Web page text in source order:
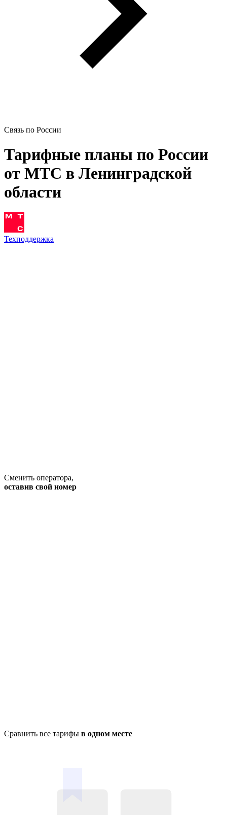
Связь по России
Тарифные планы по России
от МТС в Ленинградской
области
Техподдержка
Сменить оператора,
оставив свой номер
Сравнить все тарифы в одном месте